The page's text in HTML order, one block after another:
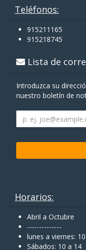
Teléfonos:
915211165
915218745
Lista de
Introduzca su
nuestro boletín de
Horarios:
Abril a Octubre
--------------
lunes a viernes:
Sábados: 10 a 14